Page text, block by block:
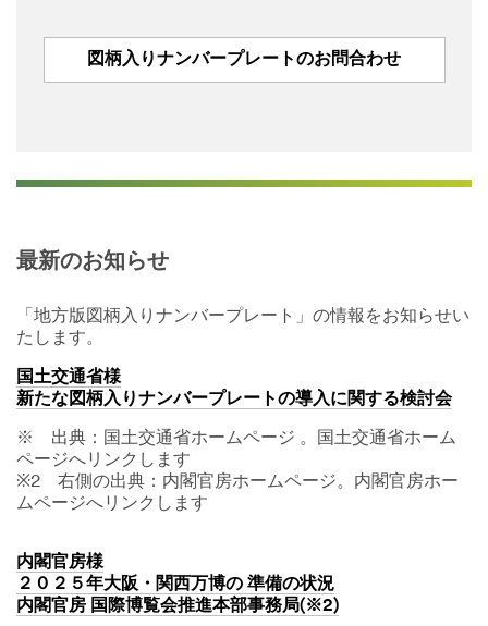
図柄入りナンバープレートのお問合わせ
最新のお知らせ
「地方版図柄入りナンバープレート」の情報をお知らせい
たします。
国土交通省様
新たな図柄入りナンバープレートの導入に関する検討会
※ 出典：国土交通省ホームページ 。国土交通省ホーム
ページへリンクします
※2 右側の出典：内閣官房ホームページ。内閣官房ホー
ムページへリンクします
内閣官房様
２０２５年大阪・関西万博の 準備の状況
内閣官房 国際博覧会推進本部事務局(※2)